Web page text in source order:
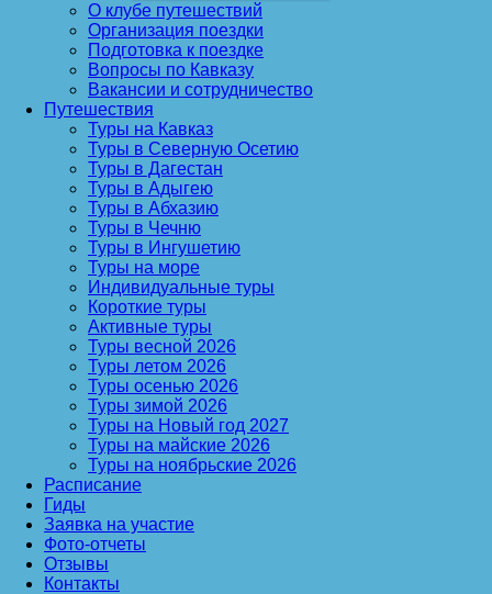
О клубе путешествий
Организация поездки
Подготовка к поездке
Вопросы по Кавказу
Вакансии и сотрудничество
Путешествия
Туры на Кавказ
Туры в Северную Осетию
Туры в Дагестан
Туры в Адыгею
Туры в Абхазию
Туры в Чечню
Туры в Ингушетию
Туры на море
Индивидуальные туры
Короткие туры
Активные туры
Туры весной 2026
Туры летом 2026
Туры осенью 2026
Туры зимой 2026
Туры на Новый год 2027
Туры на майские 2026
Туры на ноябрьские 2026
Расписание
Гиды
Заявка на участие
Фото-отчеты
Отзывы
Контакты